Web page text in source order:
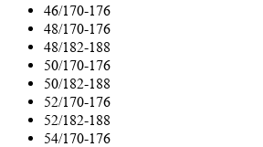
46/170-176
48/170-176
48/182-188
50/170-176
50/182-188
52/170-176
52/182-188
54/170-176